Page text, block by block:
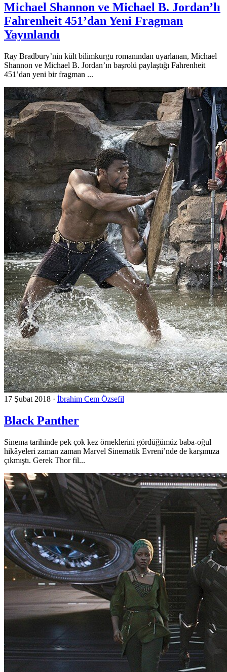
Michael Shannon ve Michael B. Jordan’lı
Fahrenheit 451’dan Yeni Fragman
Yayınlandı
Ray Bradbury’nin kült bilimkurgu romanından uyarlanan, Michael
Shannon ve Michael B. Jordan’ın başrolü paylaştığı Fahrenheit
451’dan yeni bir fragman ...
17 Şubat 2018 · İbrahim Cem Özsefil
Black Panther
Sinema tarihinde pek çok kez örneklerini gördüğümüz baba-oğul
hikâyeleri zaman zaman Marvel Sinematik Evreni’nde de karşımıza
çıkmıştı. Gerek Thor fil...